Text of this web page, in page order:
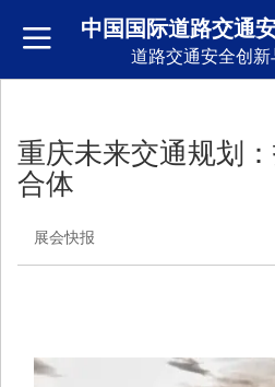
中国国际道路交通
道路交通安全创
重庆未来交通规划
合体
展会快报